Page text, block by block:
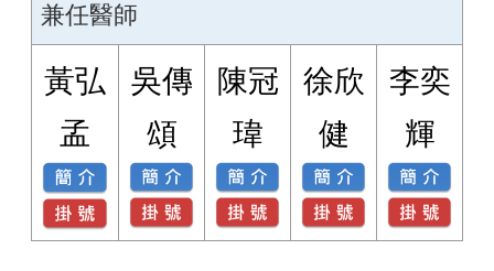
兼任醫師
黃弘
孟
吳傳
頌
陳冠
瑋
徐欣
健
李奕
輝